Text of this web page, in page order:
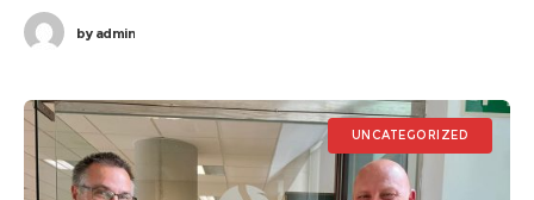
byadmin
UNCATEGORIZED